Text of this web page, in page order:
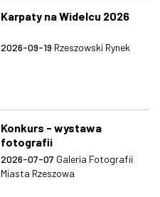
Karpaty na Widelcu 2026
2026-09-19 Rzeszowski Rynek
Konkurs - wystawa
fotografii
2026-07-07 Galeria Fotografii
Miasta Rzeszowa